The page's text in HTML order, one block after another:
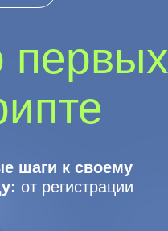
первых
шаги к своему
от регистрации